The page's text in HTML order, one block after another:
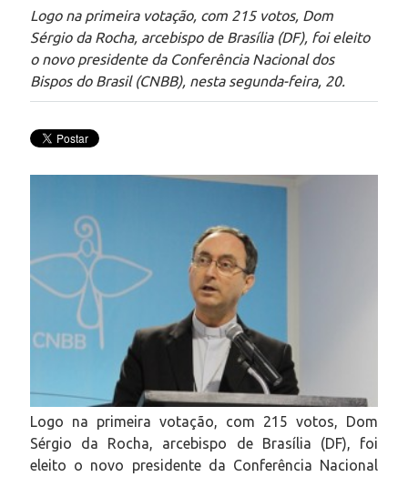
Logo na primeira votação, com 215 votos, Dom
Sérgio da Rocha, arcebispo de Brasília (DF), foi eleito
o novo presidente da Conferência Nacional dos
Bispos do Brasil (CNBB), nesta segunda-feira, 20.
Logo na primeira votação, com 215 votos, Dom
Sérgio da Rocha, arcebispo de Brasília (DF), foi
eleito o novo presidente da Conferência Nacional